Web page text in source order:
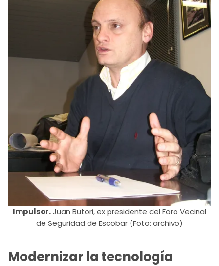
Impulsor.Juan Butori, ex presidente del Foro Vecinal
de Seguridad de Escobar (Foto: archivo)
Modernizar la tecnología